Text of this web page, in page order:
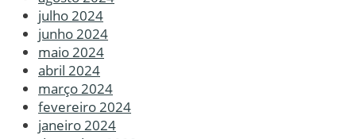
julho 2024
junho 2024
maio 2024
abril 2024
março 2024
fevereiro 2024
janeiro 2024